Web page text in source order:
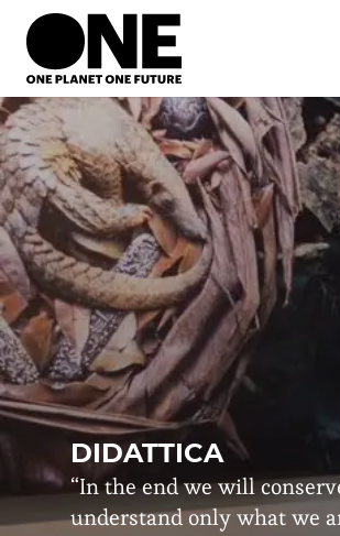
DIDATTICA
“In the end we will
understand only what we